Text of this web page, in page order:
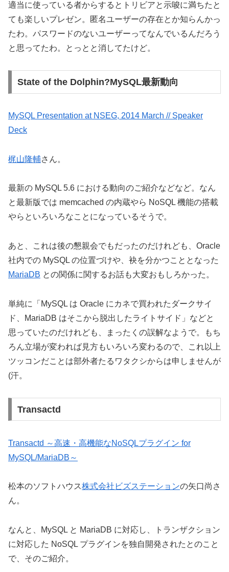
適当に使っている者からするとトリビアと示唆に満ちたと
ても楽しいプレゼン。匿名ユーザーの存在とか知らんかっ
たわ。パスワードのないユーザーってなんでいるんだろう
と思ってたわ。とっとと消してたけど。
State of the Dolphin?MySQL最新動向
MySQL Presentation at NSEG, 2014 March // Speaker
Deck
梶山隆輔さん。
最新の MySQL 5.6 における動向のご紹介などなど。なん
と最新版では memcached の内蔵やら NoSQL 機能の搭載
やらといろいろなことになっているそうで。
あと、これは後の懇親会でもだったのだけれども、Oracle
社内での MySQL の位置づけや、袂を分かつこととなった
MariaDB との関係に関するお話も大変おもしろかった。
単純に「MySQL は Oracle にカネで買われたダークサイ
ド、MariaDB はそこから脱出したライトサイド」などと
思っていたのだけれども、まったくの誤解なようで。もち
ろん立場が変われば見方もいろいろ変わるので、これ以上
ツッコンだことは部外者たるワタクシからは申しませんが
(汗。
Transactd
Transactd ～高速・高機能なNoSQLプラグイン for
MySQL/MariaDB～
松本のソフトハウス株式会社ビズステーションの矢口尚さ
ん。
なんと、MySQL と MariaDB に対応し、トランザクション
に対応した NoSQL プラグインを独自開発されたとのこと
で、そのご紹介。